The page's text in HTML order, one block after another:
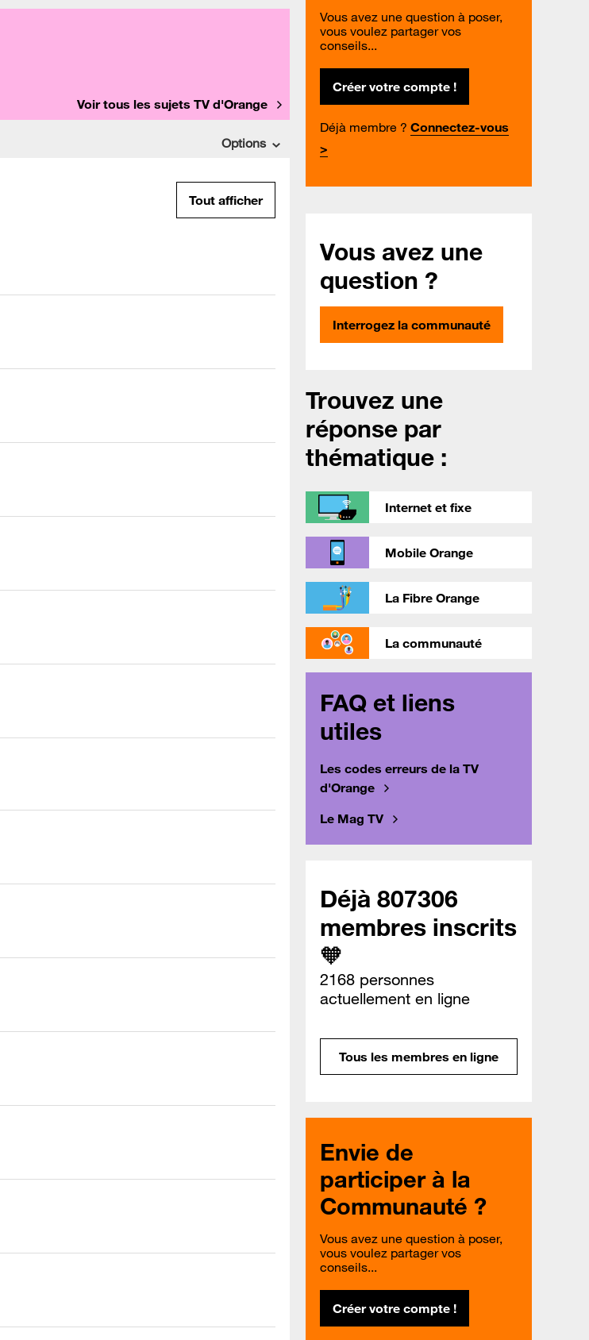
Voir tous les sujets TV d'Orange
Options
Tout afficher
Vous avez une question à poser,
vous voulez partager vos
conseils...
Créer votre compte !
Déjà membre ? Connectez-vous
>
Vous avez une
question ?
Interrogez la communauté
Trouvez une
réponse par
thématique :
Internet et fixe
Mobile Orange
La Fibre Orange
La communauté
FAQ et liens
utiles
Les codes erreurs de la TV
d'Orange
Le Mag TV
Déjà 807306
membres inscrits
🧡
2168 personnes
actuellement en ligne
Tous les membres en ligne
Envie de
participer à la
Communauté ?
Vous avez une question à poser,
vous voulez partager vos
conseils...
Créer votre compte !